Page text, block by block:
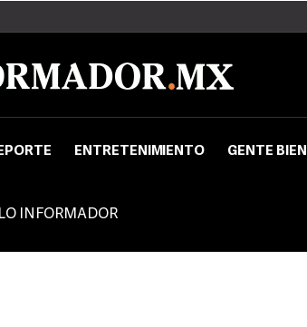
ENTRETENIMIENTO GENTE BIEN
INFORMADOR